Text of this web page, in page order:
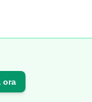
ora